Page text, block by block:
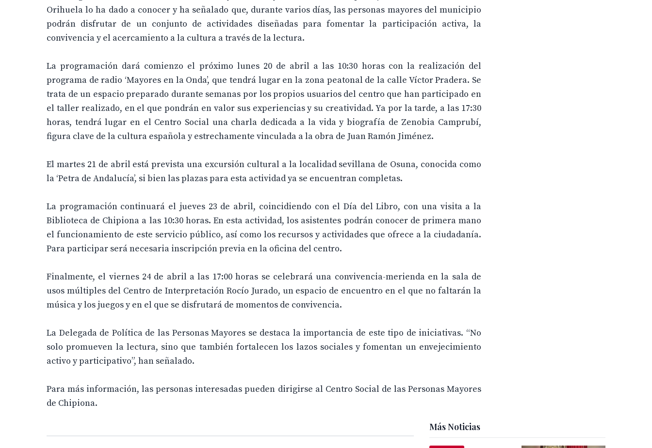
Orihuela lo ha dado a conocer y ha señalado que, durante varios días, las personas mayores del municipio
podrán disfrutar de un conjunto de actividades diseñadas para fomentar la participación activa, la
convivencia y el acercamiento a la cultura a través de la lectura.
La programación dará comienzo el próximo lunes 20 de abril a las 10:30 horas con la realización del
programa de radio ‘Mayores en la Onda’, que tendrá lugar en la zona peatonal de la calle Víctor Pradera. Se
trata de un espacio preparado durante semanas por los propios usuarios del centro que han participado en
el taller realizado, en el que pondrán en valor sus experiencias y su creatividad. Ya por la tarde, a las 17:30
horas, tendrá lugar en el Centro Social una charla dedicada a la vida y biografía de Zenobia Camprubí,
figura clave de la cultura española y estrechamente vinculada a la obra de Juan Ramón Jiménez.
El martes 21 de abril está prevista una excursión cultural a la localidad sevillana de Osuna, conocida como
la ‘Petra de Andalucía’, si bien las plazas para esta actividad ya se encuentran completas.
La programación continuará el jueves 23 de abril, coincidiendo con el Día del Libro, con una visita a la
Biblioteca de Chipiona a las 10:30 horas. En esta actividad, los asistentes podrán conocer de primera mano
el funcionamiento de este servicio público, así como los recursos y actividades que ofrece a la ciudadanía.
Para participar será necesaria inscripción previa en la oficina del centro.
Finalmente, el viernes 24 de abril a las 17:00 horas se celebrará una convivencia-merienda en la sala de
usos múltiples del Centro de Interpretación Rocío Jurado, un espacio de encuentro en el que no faltarán la
música y los juegos y en el que se disfrutará de momentos de convivencia.
La Delegada de Política de las Personas Mayores se destaca la importancia de este tipo de iniciativas. “No
solo promueven la lectura, sino que también fortalecen los lazos sociales y fomentan un envejecimiento
activo y participativo”, han señalado.
Para más información, las personas interesadas pueden dirigirse al Centro Social de las Personas Mayores
de Chipiona.
Más Noticias